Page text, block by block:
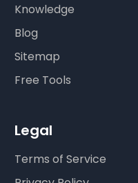
Knowledge
Blog
Sitemap
Free Tools
Legal
Terms of Service